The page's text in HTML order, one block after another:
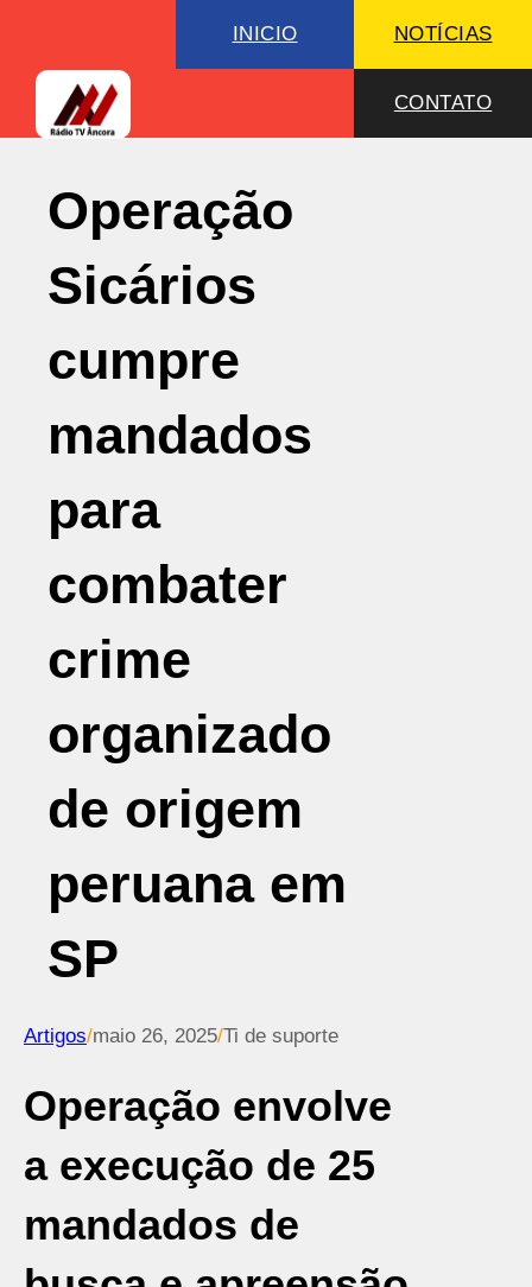
INICIO NOTÍCIAS
CONTATO
Operação
Sicários
cumpre
mandados
para
combater
crime
organizado
de origem
peruana em
SP
Artigos/maio 26, 2025/Ti de suporte
Operação envolve
a execução de 25
mandados de